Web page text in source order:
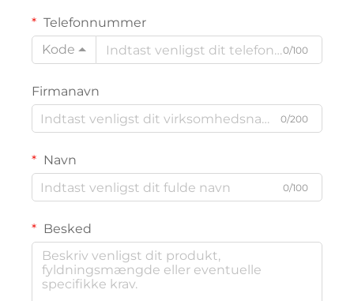
Telefonnummer
Kode
0/100
Firmanavn
0/200
Navn
0/100
Besked